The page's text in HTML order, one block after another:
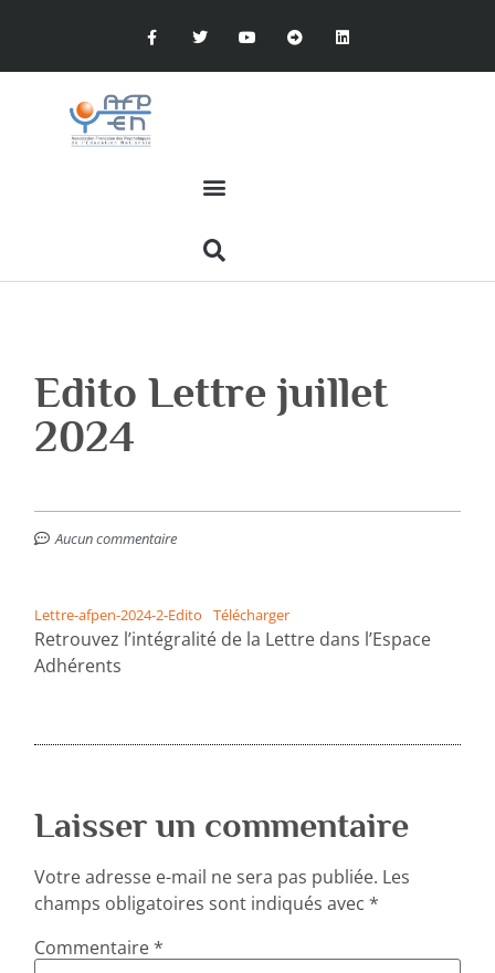
Edito Lettre juillet
2024
Aucun commentaire
Lettre-afpen-2024-2-Edito Télécharger
Retrouvez l’intégralité de la Lettre dans l’Espace
Adhérents
Laisser un commentaire
Votre adresse e-mail ne sera pas publiée. Les
champs obligatoires sont indiqués avec*
Commentaire*